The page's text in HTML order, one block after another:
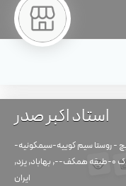
استاد اکبر صدر
سیم کوییه-سیمکونیه-
بهاباد,یزد,
ایران